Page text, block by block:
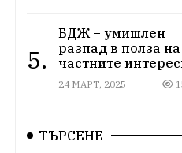
5.
БДЖ – умишлен
разпад в полза на
частните
24 МАРТ, 2025
ТЪРСЕНЕ